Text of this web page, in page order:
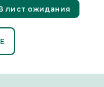
лист ожидания